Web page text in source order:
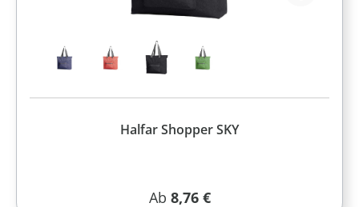
Halfar Shopper SKY
Regulärer Preis:
Ab 8,76 €